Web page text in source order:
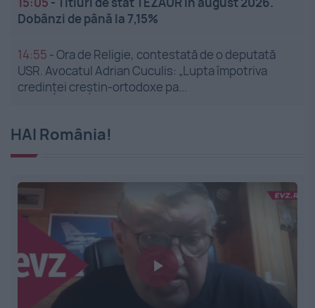
Dobânzi de până la 7,15%
14:55 -Ora de Religie, contestată de o deputată
USR. Avocatul Adrian Cuculis: „Lupta împotriva
credinței creștin-ortodoxe pa...
HAI România!